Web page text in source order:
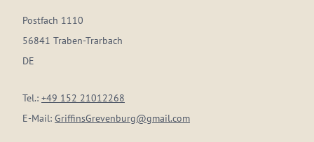
Postfach 1110
56841 Traben-Trarbach
DE
Tel.: +49 152 21012268
E-Mail: GriffinsGrevenburg@gmail.com